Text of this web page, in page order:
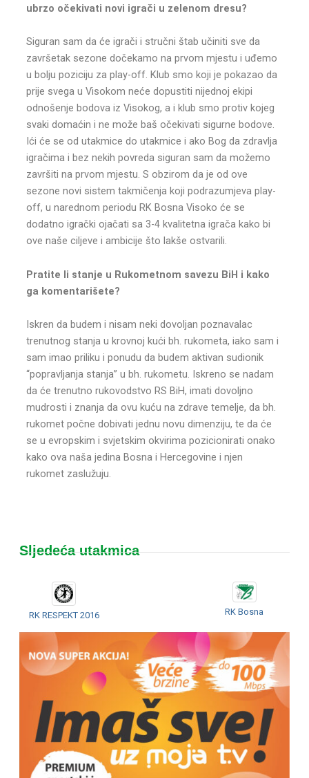
ubrzo očekivati novi igrači u zelenom dresu?
Siguran sam da će igrači i stručni štab učiniti sve da
završetak sezone dočekamo na prvom mjestu i uđemo
u bolju poziciju za play-off. Klub smo koji je pokazao da
prije svega u Visokom neće dopustiti nijednoj ekipi
odnošenje bodova iz Visokog, a i klub smo protiv kojeg
svaki domaćin i ne može baš očekivati sigurne bodove.
Ići će se od utakmice do utakmice i ako Bog da zdravlja
igračima i bez nekih povreda siguran sam da možemo
završiti na prvom mjestu. S obzirom da je od ove
sezone novi sistem takmičenja koji podrazumjeva play-
off, u narednom periodu RK Bosna Visoko će se
dodatno igrački ojačati sa 3-4 kvalitetna igrača kako bi
ove naše ciljeve i ambicije što lakše ostvarili.
Pratite li stanje u Rukometnom savezu BiH i kako
ga komentarišete?
Iskren da budem i nisam neki dovoljan poznavalac
trenutnog stanja u krovnoj kući bh. rukometa, iako sam i
sam imao priliku i ponudu da budem aktivan sudionik
“popravljanja stanja” u bh. rukometu. Iskreno se nadam
da će trenutno rukovodstvo RS BiH, imati dovoljno
mudrosti i znanja da ovu kuću na zdrave temelje, da bh.
rukomet počne dobivati jednu novu dimenziju, te da će
se u evropskim i svjetskim okvirima pozicionirati onako
kako ova naša jedina Bosna i Hercegovine i njen
rukomet zaslužuju.
Sljedeća utakmica
RK RESPEKT 2016 RK Bosna